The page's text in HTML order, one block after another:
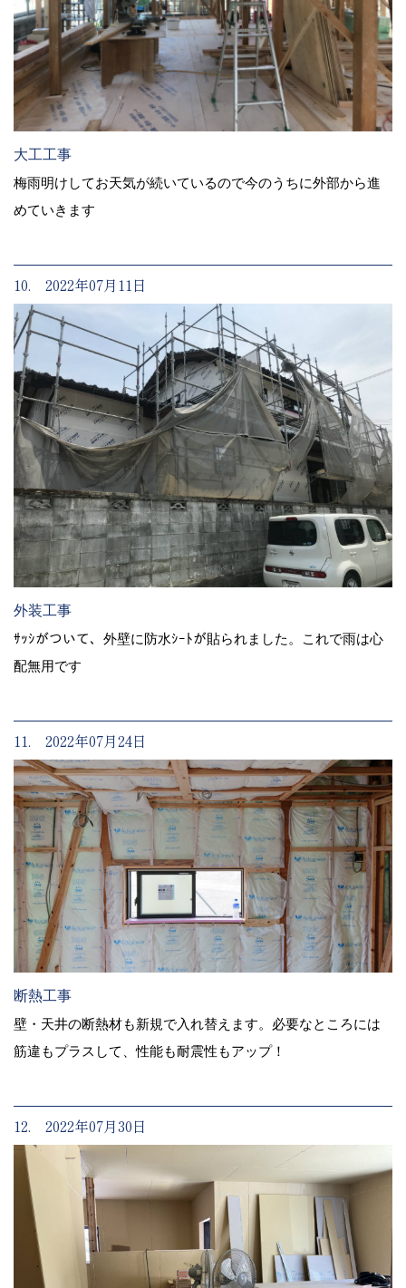
大工工事
梅雨明けしてお天気が続いているので今のうちに外部から進
めていきます
10. 2022年07月11日
外装工事
ｻｯｼがついて、外壁に防水ｼｰﾄが貼られました。これで雨は心
配無用です
11. 2022年07月24日
断熱工事
壁・天井の断熱材も新規で入れ替えます。必要なところには
筋違もプラスして、性能も耐震性もアップ！
12. 2022年07月30日